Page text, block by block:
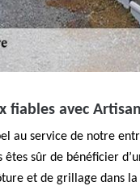
fiables avec
au service de notre
êtes sûr de bénéficier
et de grillage dans la